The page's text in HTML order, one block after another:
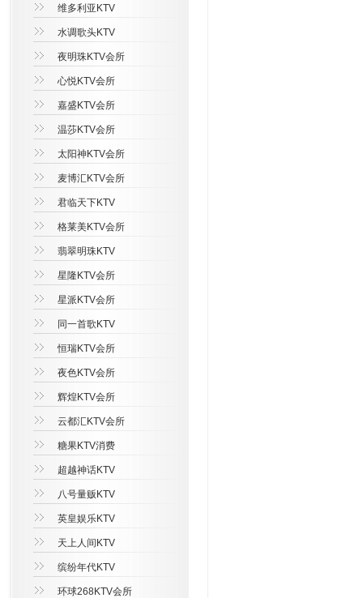
维多利亚KTV
水调歌头KTV
夜明珠KTV会所
心悦KTV会所
嘉盛KTV会所
温莎KTV会所
太阳神KTV会所
麦博汇KTV会所
君临天下KTV
格莱美KTV会所
翡翠明珠KTV
星隆KTV会所
星派KTV会所
同一首歌KTV
恒瑞KTV会所
夜色KTV会所
辉煌KTV会所
云都汇KTV会所
糖果KTV消费
超越神话KTV
八号量贩KTV
英皇娱乐KTV
天上人间KTV
缤纷年代KTV
环球268KTV会所